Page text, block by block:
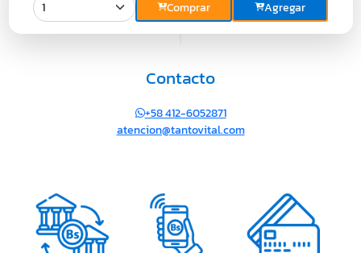
Comprar Agregar
Contacto
+58 412-6052871
atencion@tantovital.com